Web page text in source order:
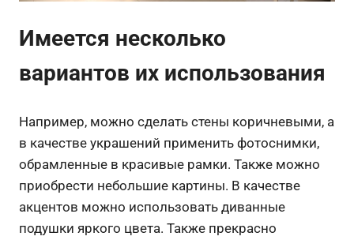
Имеется несколько
вариантов их использования
Например, можно сделать стены коричневыми, а
в качестве украшений применить фотоснимки,
обрамленные в красивые рамки. Также можно
приобрести небольшие картины. В качестве
акцентов можно использовать диванные
подушки яркого цвета. Также прекрасно